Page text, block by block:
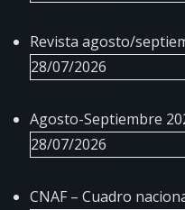
Revista agosto/
28/07/2026
Agosto-Septiembre
28/07/2026
CNAF – Cuadro